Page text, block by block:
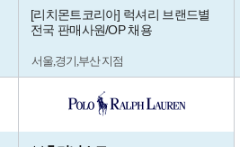
[리치몬트코리아] 럭셔리 브랜드별
전국 판매사원/OP 채용
서울,경기,부산 지점